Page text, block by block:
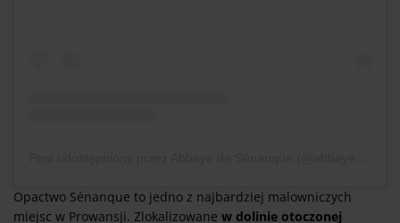
Opactwo Sénanque to jedno z najbardziej malowniczych
miejsc w Prowansji. Zlokalizowane w dolinie otoczonej